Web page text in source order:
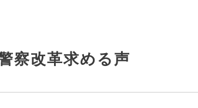
察改革求める声